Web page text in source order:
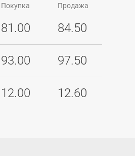
Покупка
81.00
Продажа
84.50
93.00 97.50
12.00 12.60